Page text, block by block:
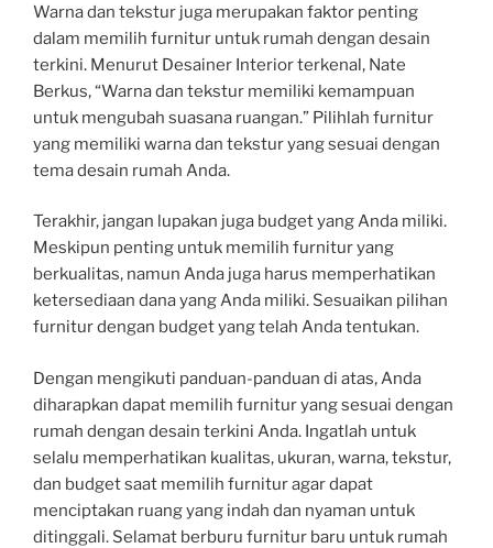
Warna dan tekstur juga merupakan faktor penting
dalam memilih furnitur untuk rumah dengan desain
terkini. Menurut Desainer Interior terkenal, Nate
Berkus, “Warna dan tekstur memiliki kemampuan
untuk mengubah suasana ruangan.” Pilihlah furnitur
yang memiliki warna dan tekstur yang sesuai dengan
tema desain rumah Anda.
Terakhir, jangan lupakan juga budget yang Anda miliki.
Meskipun penting untuk memilih furnitur yang
berkualitas, namun Anda juga harus memperhatikan
ketersediaan dana yang Anda miliki. Sesuaikan pilihan
furnitur dengan budget yang telah Anda tentukan.
Dengan mengikuti panduan-panduan di atas, Anda
diharapkan dapat memilih furnitur yang sesuai dengan
rumah dengan desain terkini Anda. Ingatlah untuk
selalu memperhatikan kualitas, ukuran, warna, tekstur,
dan budget saat memilih furnitur agar dapat
menciptakan ruang yang indah dan nyaman untuk
ditinggali. Selamat berburu furnitur baru untuk rumah